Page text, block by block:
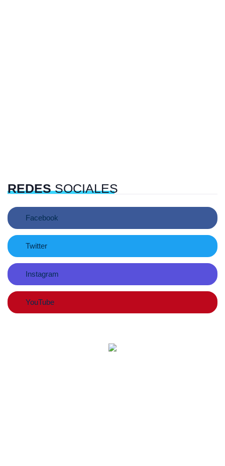
REDESSOCIALES
Facebook
Twitter
Instagram
YouTube